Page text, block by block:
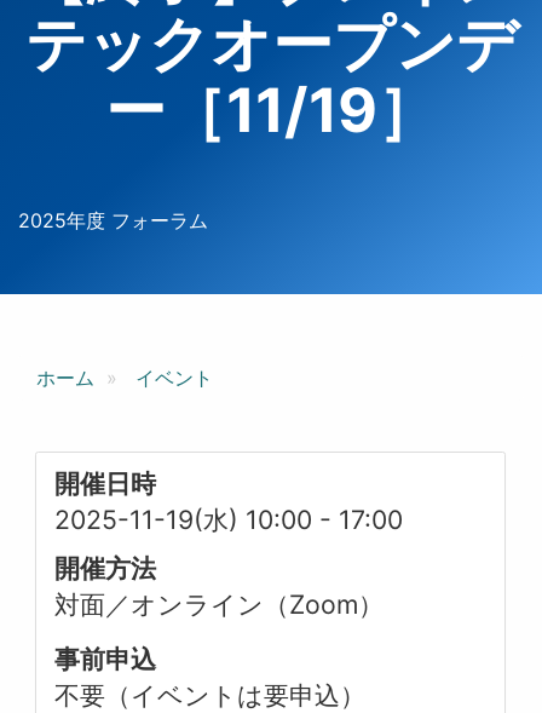
テックオープンデ
ー［11/19］
2025年度 フォーラム
ホーム イベント
開催日時
2025-11-19(水) 10:00 - 17:00
開催方法
対面／オンライン（Zoom）
事前申込
不要（イベントは要申込）